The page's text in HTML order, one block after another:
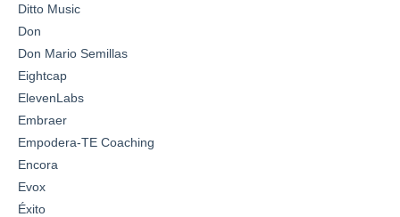
Ditto Music
Don
Don Mario Semillas
Eightcap
ElevenLabs
Embraer
Empodera-TE Coaching
Encora
Evox
Éxito